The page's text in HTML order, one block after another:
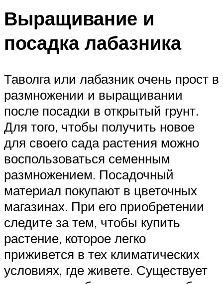
Выращивание и
посадка лабазника
Таволга или лабазник очень прост в
размножении и выращивании
после посадки в открытый грунт.
Для того, чтобы получить новое
для своего сада растения можно
воспользоваться семенным
размножением. Посадочный
материал покупают в цветочных
магазинах. При его приобретении
следите за тем, чтобы купить
растение, которое легко
приживется в тех климатических
условиях, где живете. Существует